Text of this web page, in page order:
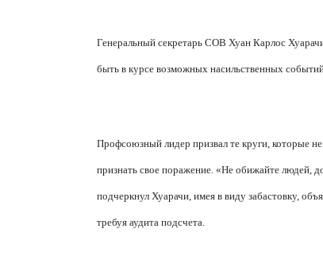
Генеральный секретарь COB Хуан Карлос
быть в курсе возможных насильственных
Профсоюзный лидер призвал те круги, которые
признать свое поражение. «Не обижайте людей,
подчеркнул Хуарачи, имея в виду забастовку,
требуя аудита подсчета.